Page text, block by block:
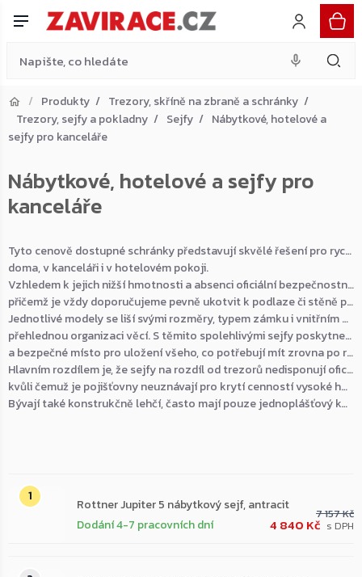
Produkty
Trezory, skříně na zbraně a schránky
Trezory, sejfy a pokladny
Sejfy
Nábytkové, hotelové a
sejfy pro kanceláře
Nábytkové, hotelové a sejfy pro
kanceláře
Tyto cenově dostupné schránky představují skvělé řešení pro rychlé zabezpečení menší hotovosti a osobních věcí
doma, v kanceláři i v hotelovém pokoji.
Vzhledem k jejich nižší hmotnosti a absenci oficiální bezpečnostní certifikace jsou ideální hlavně pro předměty běžné hodnoty,
přičemž je vždy doporučujeme pevně ukotvit k podlaze či stěně pomocí přiloženého materiálu.
Jednotlivé modely se liší svými rozměry, typem zámku i vnitřním uspořádáním, které často obsahuje praktické police pro
přehlednou organizaci věcí. S těmito spolehlivými sejfy poskytnete svým zaměstnancům či hotelovým hostům komfortní
a bezpečné místo pro uložení všeho, co potřebují mít zrovna po ruce.
Hlavním rozdílem je, že sejfy na rozdíl od trezorů nedisponují oficiálním certifikátem bezpečnostní třídy,
kvůli čemuž je pojišťovny neuznávají pro krytí cenností vysoké hodnoty.
Bývají také konstrukčně lehčí, často mají pouze jednoplášťový korpus a slouží primárně k rychlému uložení běžných věcí, dokladů či menší hotovosti.
Rottner Jupiter 5 nábytkový sejf, antracit
Dodání 4-7 pracovních dní
7 157 Kč
4 840 Kč
Přejít do košíku